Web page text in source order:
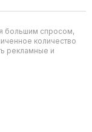
большим спросом,
количество
рекламные и